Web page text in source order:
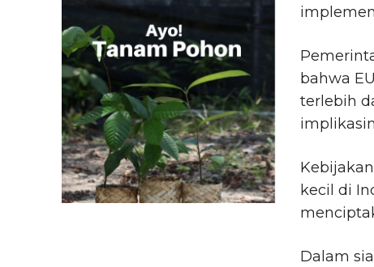
bahwa
terlebih
kecil di
Dalam